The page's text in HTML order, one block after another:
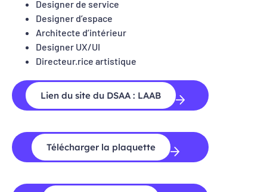
Lien du site du DSAA : LAAB
Télécharger la plaquette
Designer de service
Designer d’espace
Architecte d’intérieur
Designer UX/UI
Directeur.rice artistique